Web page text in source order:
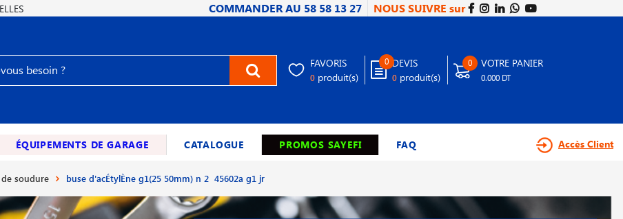
COMMANDER AU 58 58 13 27 NOUS SUIVRE sur
FAVORIS
0 produit(s)
0 DEVIS
0 produit(s)
0 VOTRE PANIER
0.000 DT
ÉQUIPEMENTS DE GARAGE CATALOGUE PROMOS SAYEFI FAQ Accès Client
soudure buse d'acÉtylÈne g1(25 50mm) n 2 45602a g1 jr